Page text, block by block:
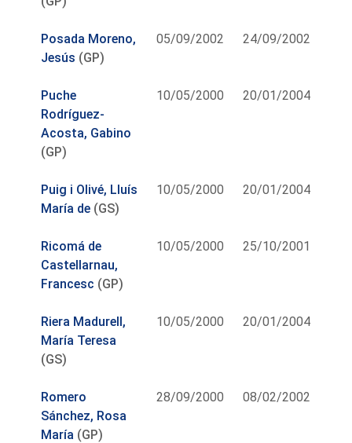
Posada Moreno,
Jesús (GP)
05/09/2002 24/09/2002
Puche
Rodríguez-
Acosta, Gabino
(GP)
10/05/2000 20/01/2004
Puig i Olivé, Lluís
María de (GS)
10/05/2000 20/01/2004
Ricomá de
Castellarnau,
Francesc (GP)
10/05/2000 25/10/2001
Riera Madurell,
María Teresa
(GS)
10/05/2000 20/01/2004
Romero
Sánchez, Rosa
María (GP)
28/09/2000 08/02/2002